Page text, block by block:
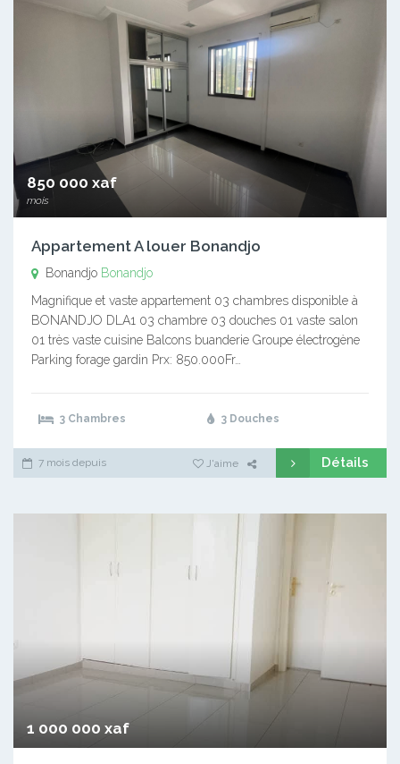
850 000 xaf
mois
Appartement A louer Bonandjo
Bonandjo Bonandjo
Magnifique et vaste appartement 03 chambres disponible à
BONANDJO DLA1 03 chambre 03 douches 01 vaste salon
01 très vaste cuisine Balcons buanderie Groupe électrogène
Parking forage gardin Prx: 850.000Fr…
3 Chambres 3 Douches
7 mois depuis J'aime Détails
1 000 000 xaf